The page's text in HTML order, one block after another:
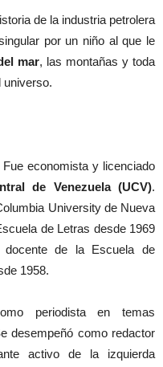
de la industria petrolera
por un niño al que le
mar, las montañas y toda
universo.
economista y licenciado
de Venezuela (UCV).
University de Nueva
de Letras desde 1969
docente de la Escuela de
1958.
periodista en temas
desempeñó como redactor
activo de la izquierda